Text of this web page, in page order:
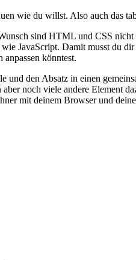
wie du willst. Also auch das
sind HTML und CSS
JavaScript. Damit musst du
anpassen könntest.
und den Absatz in einen
noch viele andere Element
mit deinem Browser und